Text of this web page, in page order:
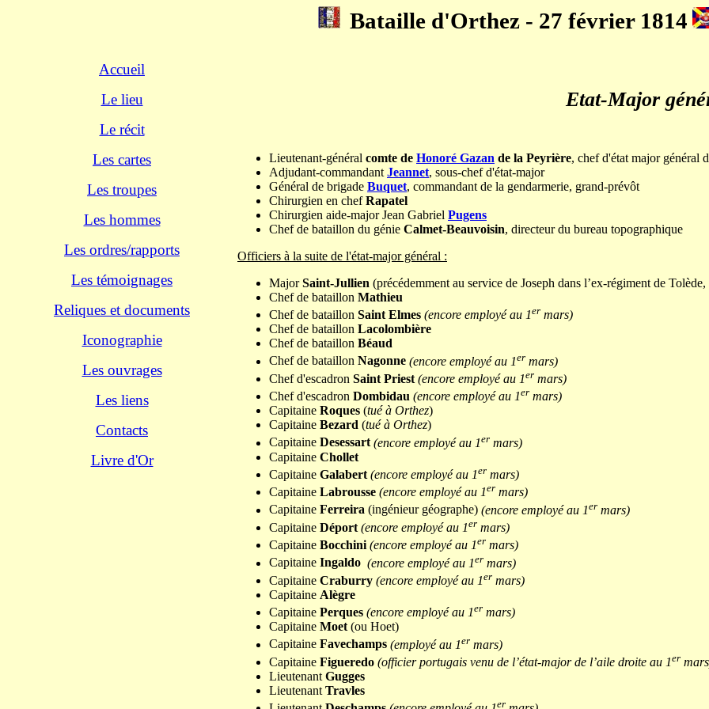
Bataille d'Orthez - 27 février 1814
Accueil
Le lieu
Le récit
Les cartes
Les troupes
Les hommes
Les ordres/rapports
Les témoignages
Reliques et documents
Iconographie
Les ouvrages
Les liens
Contacts
Livre d'Or
Etat-Major
Lieutenant-général comte de Honoré Gazan de la Peyrière, chef d'état major général
Adjudant-commandant Jeannet, sous-chef d'état-major
Général de brigade Buquet, commandant de la gendarmerie, grand-prévôt
Chirurgien en chefRapatel
Chirurgien aide-major Jean Gabriel Pugens
Chef de bataillon du génie Calmet-Beauvoisin, directeur du bureau topographique
Officiers à la suite de l'état-major général :
MajorSaint-Jullien (précédemment au service de Joseph dans l’ex-régiment de
Chef de bataillon Mathieu
Chef de bataillon Saint Elmes (encore employé au 1er mars)
Chef de bataillon Lacolombière
Chef de bataillon Béaud
Chef de bataillon Nagonne (encore employé au 1er mars)
Chef d'escadron Saint Priest (encore employé au 1er mars)
Chef d'escadron Dombidau (encore employé au 1er mars)
Capitaine Roques (tué à Orthez)
Capitaine Bezard (tué à Orthez)
Capitaine Desessart(encore employé au 1er mars)
Capitaine Chollet
Capitaine Galabert (encore employé au 1er mars)
Capitaine Labrousse (encore employé au 1er mars)
Capitaine Ferreira (ingénieur géographe) (encore employé au 1er mars)
Capitaine Déport (encore employé au 1er mars)
Capitaine Bocchini (encore employé au 1er mars)
Capitaine Ingaldo (encore employé au 1er mars)
Capitaine Craburry (encore employé au 1er mars)
Capitaine Alègre
Capitaine Perques (encore employé au 1er mars)
Capitaine Moet (ou Hoet)
Capitaine Favechamps (employé au 1er mars)
Capitaine Figueredo (officier portugais venu de l’état-major de l’aile droite au 1er
Lieutenant Gugges
Lieutenant Travles
er